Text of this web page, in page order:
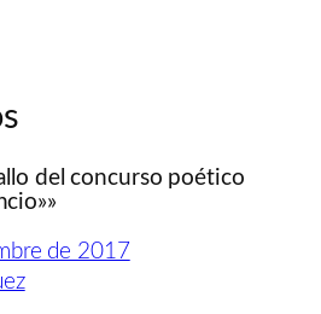
del concurso poético
de 2017